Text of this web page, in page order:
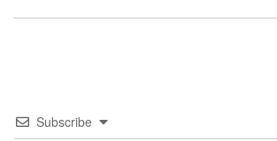
Subscribe